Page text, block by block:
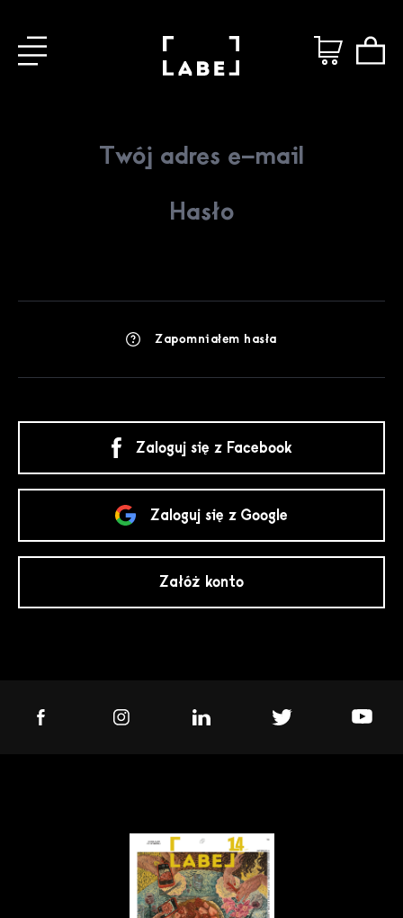
Zapomniałem hasła
Zaloguj się z Facebook
Zaloguj się z Google
Załóż konto